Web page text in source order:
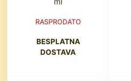
RASPRODATO
BESPLATNA
DOSTAVA